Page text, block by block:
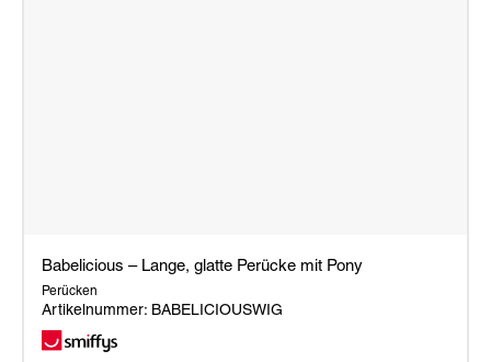
Babelicious – Lange, glatte Perücke mit Pony
Perücken
Artikelnummer: BABELICIOUSWIG